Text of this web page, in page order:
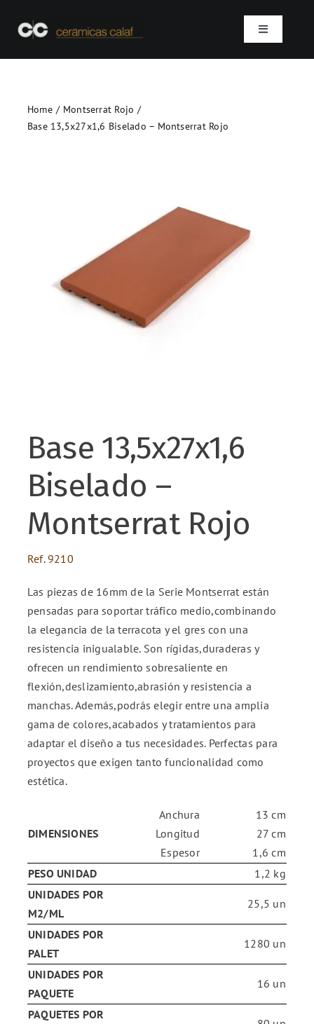
Toggle
Quienes somos
SEARCH
Home
Montserrat Rojo
Base 13,5x27x1,6 Biselado – Montserrat Rojo
Base 13,5x27x1,6
Biselado –
Montserrat Rojo
Ref.9210
Las piezas de 16mm de la Serie Montserrat están
pensadas para soportar tráfico medio,combinando
la elegancia de la terracota y el gres con una
resistencia inigualable. Son rígidas,duraderas y
ofrecen un rendimiento sobresaliente en
flexión,deslizamiento,abrasión y resistencia a
manchas. Además,podrás elegir entre una amplia
gama de colores,acabados y tratamientos para
adaptar el diseño a tus necesidades. Perfectas para
proyectos que exigen tanto funcionalidad como
estética.
DIMENSIONES
Anchura
Longitud
Espesor
13 cm
27 cm
1,6 cm
PESO UNIDAD
1,2 kg
UNIDADES POR
M2/ML
25,5 un
UNIDADES POR
PALET
1280 un
UNIDADES POR
PAQUETE
16 un
PAQUETES POR